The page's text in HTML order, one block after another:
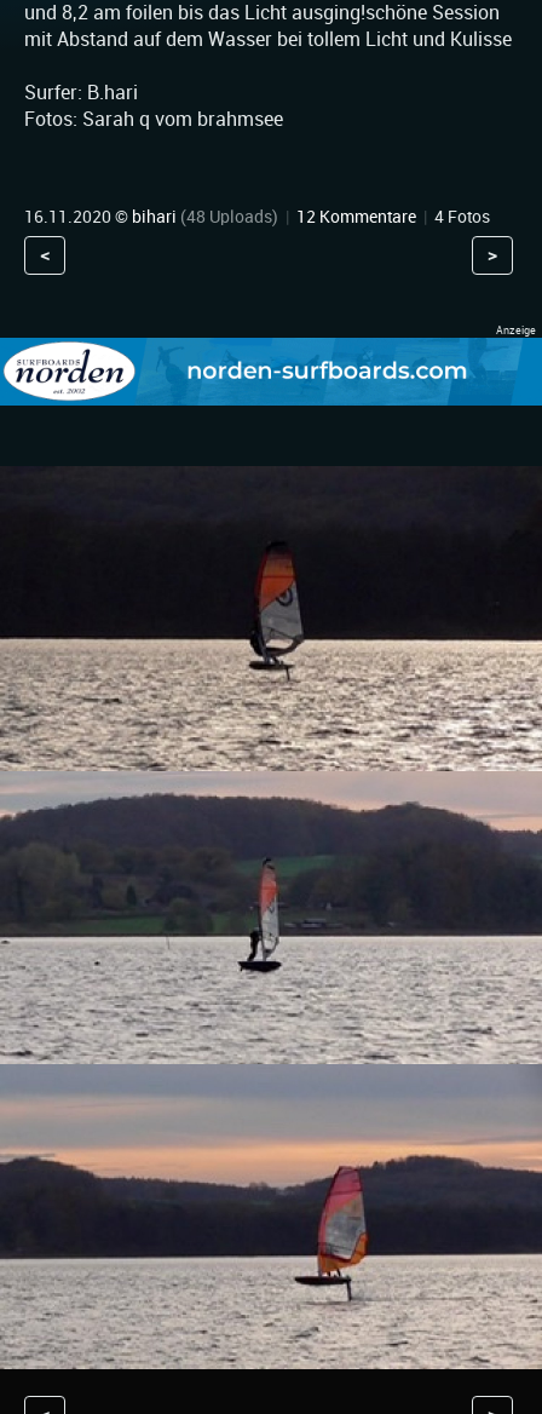
und 8,2 am foilen bis das Licht ausging!schöne Session
mit Abstand auf dem Wasser bei tollem Licht und Kulisse
Surfer: B.hari
Fotos: Sarah q vom brahmsee
16.11.2020 © bihari (48 Uploads) | 12 Kommentare | 4 Fotos
< >